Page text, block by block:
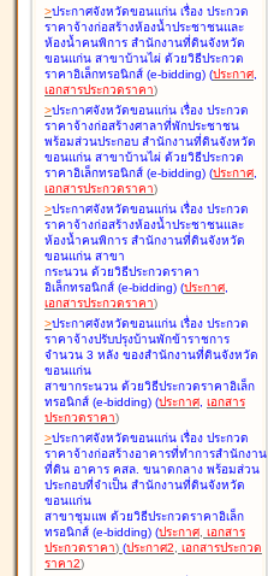
>ประกาศจังหวัดขอนแก่น เรื่อง ประกวด
ราคาจ้างก่อสร้างห้องน้ำประชาชนและ
ห้องน้ำคนพิการ สำนักงานที่ดินจังหวัด
ขอนแก่น สาขาบ้านไผ่ ด้วยวิธีประกวด
ราคาอิเล็กทรอนิกส์ (e-bidding) (ประกาศ,
เอกสารประกวดราคา)
>ประกาศจังหวัดขอนแก่น เรื่อง ประกวด
ราคาจ้างก่อสร้างศาลาที่พักประชาชน
พร้อมส่วนประกอบ สำนักงานที่ดินจังหวัด
ขอนแก่น สาขาบ้านไผ่ ด้วยวิธีประกวด
ราคาอิเล็กทรอนิกส์ (e-bidding) (ประกาศ,
เอกสารประกวดราคา)
>ประกาศจังหวัดขอนแก่น เรื่อง ประกวด
ราคาจ้างก่อสร้างห้องน้ำประชาชนและ
ห้องน้ำคนพิการ สำนักงานที่ดินจังหวัด
ขอนแก่น สาขา
กระนวน ด้วยวิธีประกวดราคา
อิเล็กทรอนิกส์ (e-bidding) (ประกาศ,
เอกสารประกวดราคา)
>ประกาศจังหวัดขอนแก่น เรื่อง ประกวด
ราคาจ้างปรับปรุงบ้านพักข้าราชการ
จำนวน 3 หลัง ของสำนักงานที่ดินจังหวัด
ขอนแก่น
สาขากระนวน ด้วยวิธีประกวดราคาอิเล็ก
ทรอนิกส์ (e-bidding) (ประกาศ, เอกสาร
ประกวดราคา)
>ประกาศจังหวัดขอนแก่น เรื่อง ประกวด
ราคาจ้างก่อสร้างอาคารที่ทำการสำนักงาน
ที่ดิน อาคาร คสล. ขนาดกลาง พร้อมส่วน
ประกอบที่จำเป็น สำนักงานที่ดินจังหวัด
ขอนแก่น
สาขาชุมแพ ด้วยวิธีประกวดราคาอิเล็ก
ทรอนิกส์ (e-bidding) (ประกาศ, เอกสาร
ประกวดราคา) (ประกาศ2, เอกสารประกวด
ราคา2)